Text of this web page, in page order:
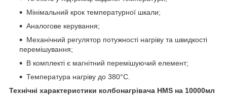
Мінімальний крок температурної шкали;
Аналогове керування;
Механічний регулятор потужності нагріву та швидкості
перемішування;
В комплекті є магнітний перемішуючий елемент;
Температура нагріву до 380°С.
Технічні характеристики колбонагрівача HMS на 10000мл